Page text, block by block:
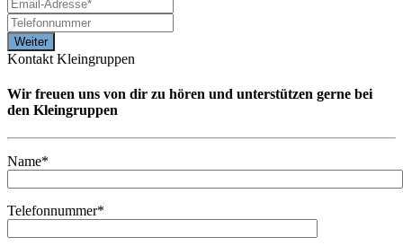
Kontakt Kleingruppen
Wir freuen uns von dir zu hören und unterstützen gerne bei
den Kleingruppen
Name*
Telefonnummer*